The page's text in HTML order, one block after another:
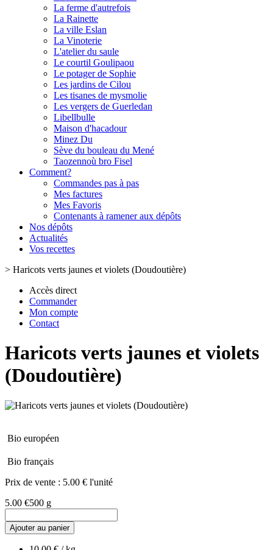
La ferme d'autrefois
La Rainette
La ville Eslan
La Vinoterie
L'atelier du saule
Le courtil Goulipaou
Le potager de Sophie
Les jardins de Cilou
Les tisanes de mysmolie
Les vergers de Guerledan
Libellbulle
Maison d'hacadour
Minez Du
Sève du bouleau du Mené
Taozennoù bro Fisel
Comment?
Commandes pas à pas
Mes factures
Mes Favoris
Contenants à ramener aux dépôts
Nos dépôts
Actualités
Vos recettes
> Haricots verts jaunes et violets (Doudoutière)
Accès direct
Commander
Mon compte
Contact
Haricots verts jaunes et violets
(Doudoutière)
Bio européen
Bio français
Prix de vente : 5.00 € l'unité
5.00 €500 g
Ajouter au panier